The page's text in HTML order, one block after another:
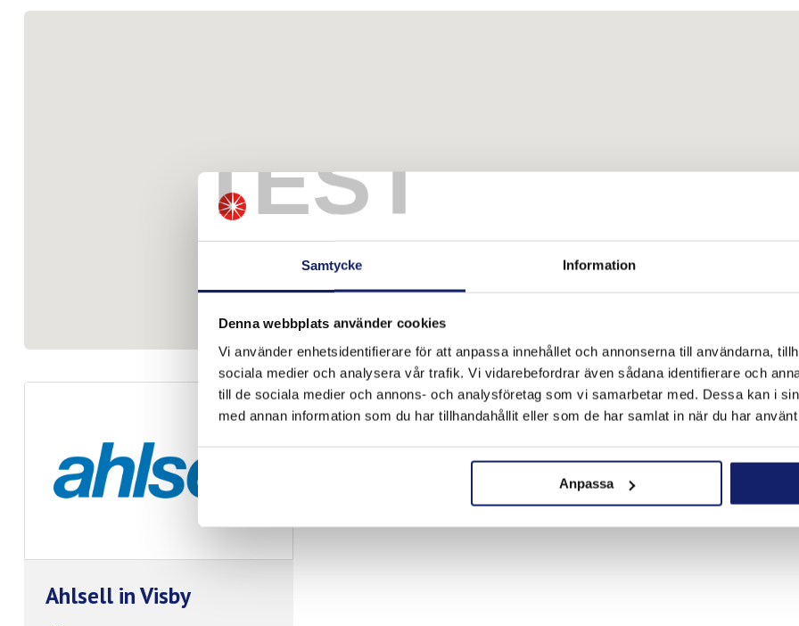
TEST
Samtycke Information
Denna webbplats använder cookies
Vi använder enhetsidentifierare för att anpassa innehållet och annonserna till användarna,
sociala medier och analysera vår trafik. Vi vidarebefordrar även sådana identifierare och
till de sociala medier och annons- och analysföretag som vi samarbetar med. Dessa kan i
med annan information som du har tillhandahållit eller som de har samlat in när du har
Anpassa
Ahlsell in Visby